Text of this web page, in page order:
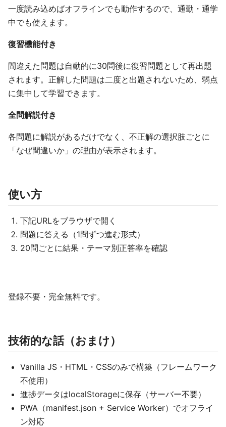
一度読み込めばオフラインでも動作するので、通勤・通学
中でも使えます。
復習機能付き
間違えた問題は自動的に30問後に復習問題として再出題
されます。正解した問題は二度と出題されないため、弱点
に集中して学習できます。
全問解説付き
各問題に解説があるだけでなく、不正解の選択肢ごとに
「なぜ間違いか」の理由が表示されます。
使い方
下記URLをブラウザで開く
問題に答える（1問ずつ進む形式）
20問ごとに結果・テーマ別正答率を確認
登録不要・完全無料です。
技術的な話（おまけ）
Vanilla JS・HTML・CSSのみで構築（フレームワーク
不使用）
進捗データはlocalStorageに保存（サーバー不要）
PWA（manifest.json + Service Worker）でオフライ
ン対応